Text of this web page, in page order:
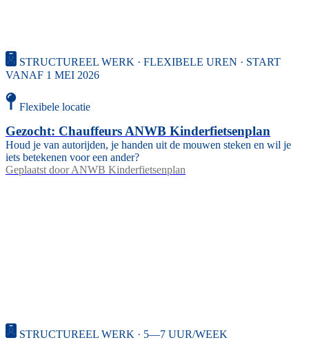
STRUCTUREEL WERK · FLEXIBELE UREN · START
VANAF 1 MEI 2026
Flexibele locatie
Gezocht: Chauffeurs ANWB Kinderfietsenplan
Houd je van autorijden, je handen uit de mouwen steken en wil je
iets betekenen voor een ander?
Geplaatst door ANWB Kinderfietsenplan
STRUCTUREEL WERK · 5—7 UUR/WEEK